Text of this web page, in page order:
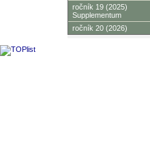
ročník 19 (2025)
Supplementum
ročník 20 (2026)